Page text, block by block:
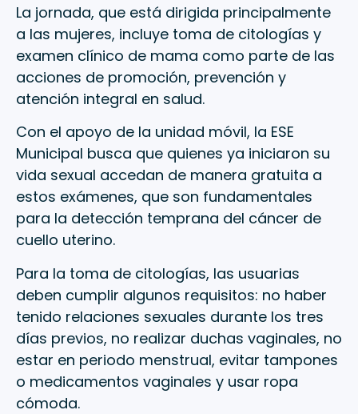
La jornada, que está dirigida principalmente
a las mujeres, incluye toma de citologías y
examen clínico de mama como parte de las
acciones de promoción, prevención y
atención integral en salud.
Con el apoyo de la unidad móvil, la ESE
Municipal busca que quienes ya iniciaron su
vida sexual accedan de manera gratuita a
estos exámenes, que son fundamentales
para la detección temprana del cáncer de
cuello uterino.
Para la toma de citologías, las usuarias
deben cumplir algunos requisitos: no haber
tenido relaciones sexuales durante los tres
días previos, no realizar duchas vaginales, no
estar en periodo menstrual, evitar tampones
o medicamentos vaginales y usar ropa
cómoda.